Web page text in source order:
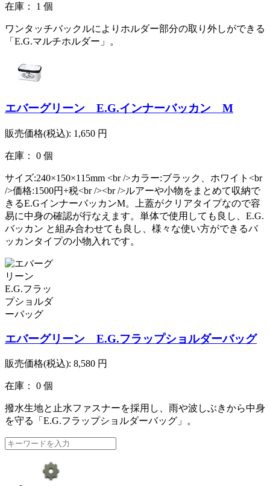
在庫： 1 個
ワンタッチバックルによりホルダー部分の取り外しができる
「E.G.マルチホルダー」。
エバーグリーン E.G.インナーバッカン M
販売価格(税込): 1,650 円
在庫： 0 個
サイズ:240×150×115mm <br />カラー:ブラック、ホワイト<br
/>価格:1500円+税<br /><br />ルアーや小物をまとめて収納で
きるE.GインナーバッカンM。上蓋がクリアタイプなので容
易に中身の確認が行なえます。単体で使用しても良し、E.G.
バッカン と組み合わせても良し、様々な使い方ができるバ
ッカンタイプの小物入れです。
エバーグリーン E.G.フラップショルダーバッグ
販売価格(税込): 8,580 円
在庫： 0 個
撥水生地と止水ファスナーを採用し、雨や波しぶきから中身
を守る「E.G.フラップショルダーバッグ」。